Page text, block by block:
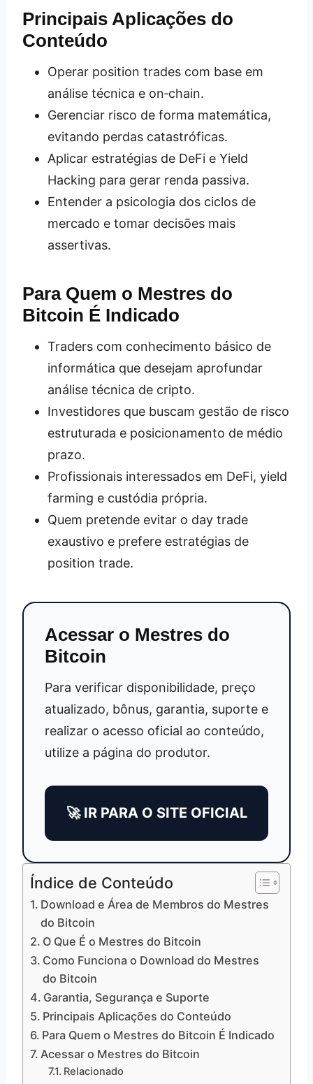
Principais Aplicações do
Conteúdo
Operar position trades com base em
análise técnica e on‑chain.
Gerenciar risco de forma matemática,
evitando perdas catastróficas.
Aplicar estratégias de DeFi e Yield
Hacking para gerar renda passiva.
Entender a psicologia dos ciclos de
mercado e tomar decisões mais
assertivas.
Para Quem o Mestres do
Bitcoin É Indicado
Traders com conhecimento básico de
informática que desejam aprofundar
análise técnica de cripto.
Investidores que buscam gestão de risco
estruturada e posicionamento de médio
prazo.
Profissionais interessados em DeFi, yield
farming e custódia própria.
Quem pretende evitar o day trade
exaustivo e prefere estratégias de
position trade.
Acessar o Mestres do
Bitcoin
Para verificar disponibilidade, preço
atualizado, bônus, garantia, suporte e
realizar o acesso oficial ao conteúdo,
utilize a página do produtor.
🚀 IR PARA O SITE OFICIAL
Índice de Conteúdo
Download e Área de Membros do Mestres
do Bitcoin
O Que É o Mestres do Bitcoin
Como Funciona o Download do Mestres
do Bitcoin
Garantia, Segurança e Suporte
Principais Aplicações do Conteúdo
Para Quem o Mestres do Bitcoin É Indicado
Acessar o Mestres do Bitcoin
Relacionado